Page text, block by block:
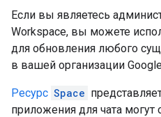
Если вы являетесь
Workspace, вы можете
для обновления любого
в вашей организации
Ресурс Space
приложения для чата могут